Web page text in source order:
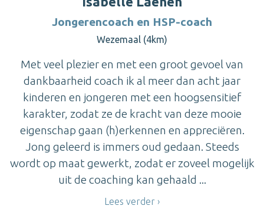
Jongerencoach en HSP-coach
Wezemaal (4km)
Met veel plezier en met een groot gevoel van
dankbaarheid coach ik al meer dan acht jaar
kinderen en jongeren met een hoogsensitief
karakter, zodat ze de kracht van deze mooie
eigenschap gaan (h)erkennen en appreciëren.
Jong geleerd is immers oud gedaan. Steeds
wordt op maat gewerkt, zodat er zoveel mogelijk
uit de coaching kan gehaald ...
Lees verder